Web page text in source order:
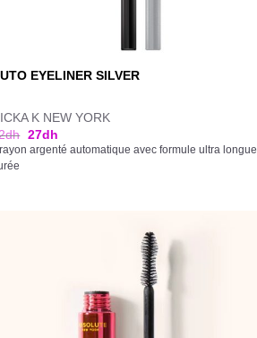
EYELINER SILVER
K NEW YORK
dh 27dh
argenté automatique avec formule ultra longue